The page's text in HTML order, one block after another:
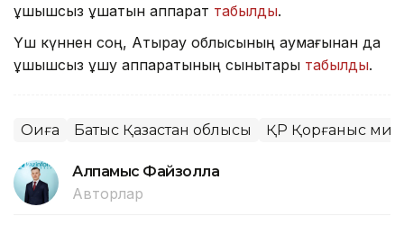
ұшқышсыз ұшатын аппарат табылды.
Үш күннен соң, Атырау облысының аумағынан да
ұшқышсыз ұшу аппаратының сынықтары табылды.
Оқиға Батыс Қазақстан облысы ҚР Қорғаныс
Алпамыс Файзолла
Авторлар